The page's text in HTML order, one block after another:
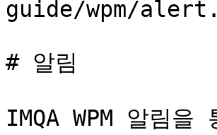
guide/wpm/
# 알림
IMQA WPM 알림